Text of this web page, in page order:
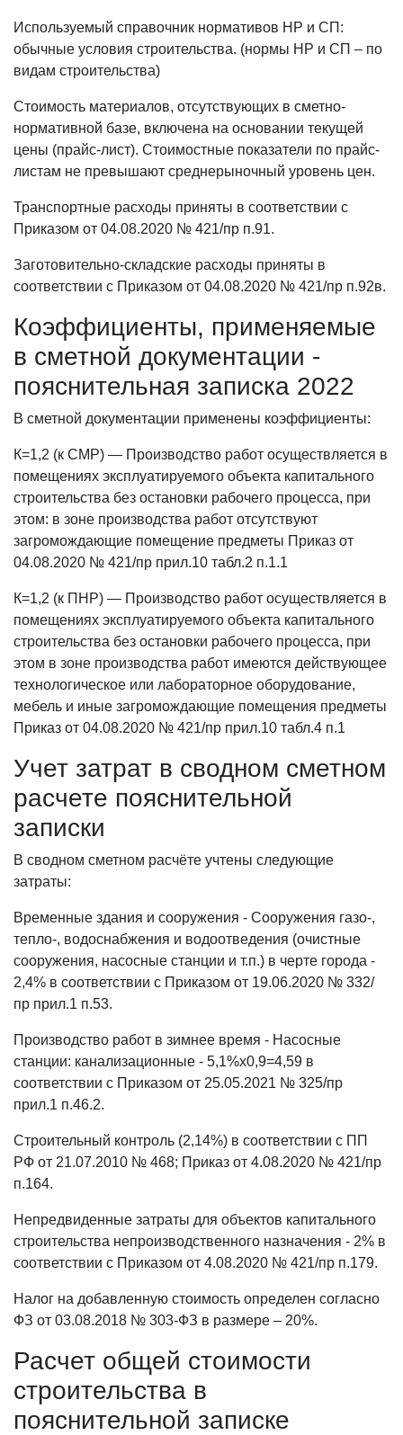
Используемый справочник нормативов НР и СП:
обычные условия строительства. (нормы НР и СП – по
видам строительства)
Стоимость материалов, отсутствующих в сметно-
нормативной базе, включена на основании текущей
цены (прайс-лист). Стоимостные показатели по прайс-
листам не превышают среднерыночный уровень цен.
Транспортные расходы приняты в соответствии с
Приказом от 04.08.2020 № 421/пр п.91.
Заготовительно-складские расходы приняты в
соответствии с Приказом от 04.08.2020 № 421/пр п.92в.
Коэффициенты, применяемые
в сметной документации -
пояснительная записка 2022
В сметной документации применены коэффициенты:
К=1,2 (к СМР) — Производство работ осуществляется в
помещениях эксплуатируемого объекта капитального
строительства без остановки рабочего процесса, при
этом: в зоне производства работ отсутствуют
загромождающие помещение предметы Приказ от
04.08.2020 № 421/пр прил.10 табл.2 п.1.1
К=1,2 (к ПНР) — Производство работ осуществляется в
помещениях эксплуатируемого объекта капитального
строительства без остановки рабочего процесса, при
этом в зоне производства работ имеются действующее
технологическое или лабораторное оборудование,
мебель и иные загромождающие помещения предметы
Приказ от 04.08.2020 № 421/пр прил.10 табл.4 п.1
Учет затрат в сводном сметном
расчете пояснительной
записки
В сводном сметном расчёте учтены следующие
затраты:
Временные здания и сооружения - Сооружения газо-,
тепло-, водоснабжения и водоотведения (очистные
сооружения, насосные станции и т.п.) в черте города -
2,4% в соответствии с Приказом от 19.06.2020 № 332/
пр прил.1 п.53.
Производство работ в зимнее время - Насосные
станции: канализационные - 5,1%х0,9=4,59 в
соответствии с Приказом от 25.05.2021 № 325/пр
прил.1 п.46.2.
Строительный контроль (2,14%) в соответствии с ПП
РФ от 21.07.2010 № 468; Приказ от 4.08.2020 № 421/пр
п.164.
Непредвиденные затраты для объектов капитального
строительства непроизводственного назначения - 2% в
соответствии с Приказом от 4.08.2020 № 421/пр п.179.
Налог на добавленную стоимость определен согласно
ФЗ от 03.08.2018 № 303-ФЗ в размере – 20%.
Расчет общей стоимости
строительства в
пояснительной записке